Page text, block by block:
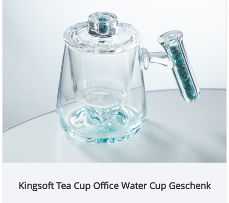
Kingsoft Tea Cup Office Water Cup Geschenk